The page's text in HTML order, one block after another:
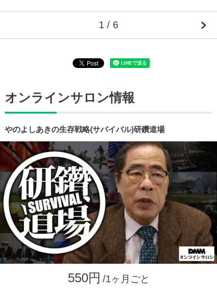
1 / 6
オンラインサロン情報
やのよしあきの生存戦略(サバイバル)研鑽道場
550円 /1ヶ月ごと